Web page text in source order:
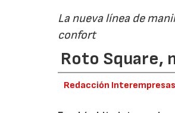
La nueva línea de
confort
Roto Square,
Redacción Interempresas